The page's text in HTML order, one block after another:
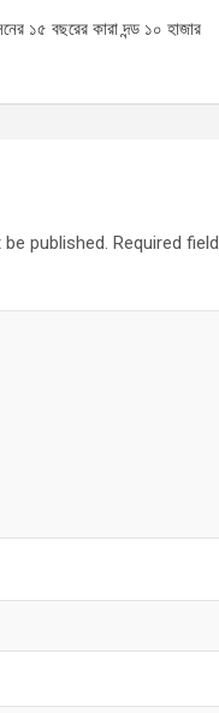
১৫ বছরের কারা দন্ড ১০ হাজার
published. Required